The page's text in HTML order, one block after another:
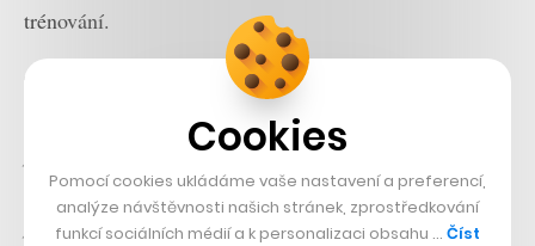
trénování.
Zjistíte z nich například to, že by pes měl s canicrossem
„Předtím je to na něj příliš velká
psychická zátěž a stres. Je to jako byste na dítě v první
třídě hned naložili stovku příkladů, aby je začalo
počítat. Brzy ho to přestane bavit a nebude o to mít
Cookies
Pomocí cookies ukládáme vaše nastavení a preferencí,
analýze návštěvnosti našich stránek, zprostředkování
funkcí sociálních médií a k personalizaci obsahu … Číst